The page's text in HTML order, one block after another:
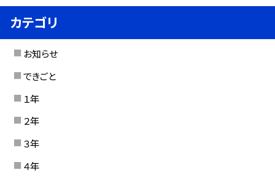
カテゴリ
お知らせ
できごと
１年
２年
３年
４年